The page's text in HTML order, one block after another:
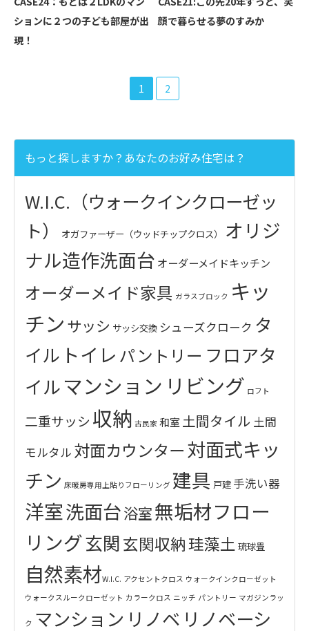
ションに２つの子ども部屋が出
現！
顔で暮らせる夢のすみか
1 2
もっと探しますか？あなたのお好み住宅は？
W.I.C.（ウォークインクローゼッ
ト）
オガファーザー（ウッドチップクロス）
オリジ
ナル造作洗面台 オーダーメイドキッチン
オーダーメイド家具 ガラスブロック キッ
チン サッシ サッシ交換 シューズクローク タ
イル トイレ パントリー フロアタ
イルマンション リビング ロフト
二重サッシ 収納 古民家 和室 土間タイル 土間
モルタル 対面カウンター対面式キッ
チン 床暖房専用上貼りフローリング 建具 戸建 手洗い器
洋室洗面台浴室無垢材フロー
リング玄関玄関収納珪藻土 琉球畳
自然素材W.I.C. アクセントクロス ウォークインクローゼット
ウォークスルークローゼット カラークロス ニッチ パントリー マガジンラッ
ク マンション リノベ リノベーシ